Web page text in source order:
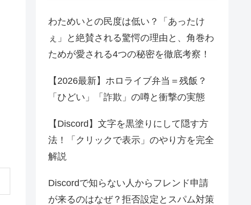
わためいとの民度は低い？「あったけ
ぇ」と絶賛される驚愕の理由と、角巻わ
ためが愛される4つの秘密を徹底考察！
【2026最新】ホロライブ弁当＝残飯？
「ひどい」「詐欺」の噂と衝撃の実態
【Discord】文字を黒塗りにして隠す方
法！「クリックで表示」のやり方を完全
解説
Discordで知らない人からフレンド申請
が来るのはなぜ？拒否設定とスパム対策